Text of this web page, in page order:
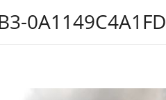
0A1149C4A1FD